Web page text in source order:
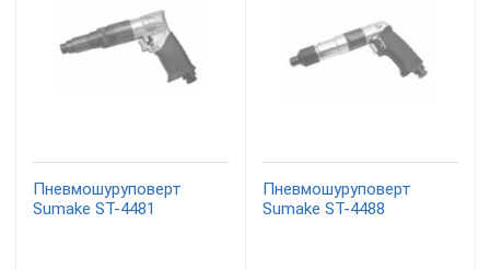
Пневмошуруповерт
Sumake ST-4481
Пневмошуруповерт
Sumake ST-4488